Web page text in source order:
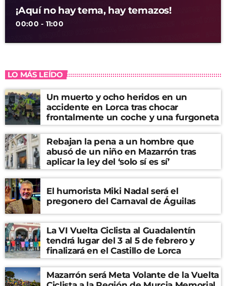
¡Aquí no hay tema, hay temazos!
00:00 - 11:00
LO MÁS LEÍDO
Un muerto y ocho heridos en un
accidente en Lorca tras chocar
frontalmente un coche y una furgoneta
Rebajan la pena a un hombre que
abusó de un niño en Mazarrón tras
aplicar la ley del ‘solo sí es sí’
El humorista Miki Nadal será el
pregonero del Carnaval de Águilas
La VI Vuelta Ciclista al Guadalentín
tendrá lugar del 3 al 5 de febrero y
finalizará en el Castillo de Lorca
Mazarrón será Meta Volante de la Vuelta